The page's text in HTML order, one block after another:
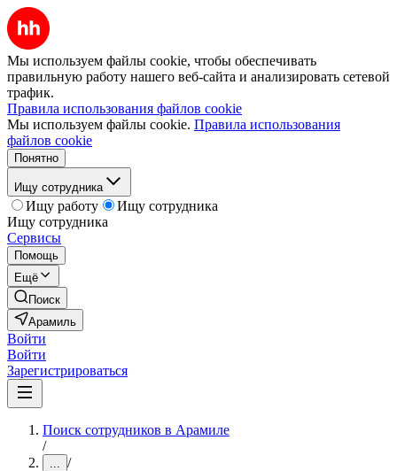
Мы используем файлы cookie, чтобы обеспечивать
правильную работу нашего веб-сайта и анализировать сетевой
трафик.
Правила использования файлов cookie
Мы используем файлы cookie. Правила использования
файлов cookie
Понятно
Ищу сотрудника
Ищу работу
Ищу сотрудника
Ищу сотрудника
Сервисы
Помощь
Ещё
Поиск
Арамиль
Войти
Войти
Зарегистрироваться
Поиск сотрудников в Арамиле
/
... /